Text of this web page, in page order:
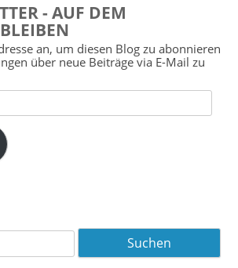
- AUF DEM
an, um diesen Blog zu abonnieren
über neue Beiträge via E-Mail zu